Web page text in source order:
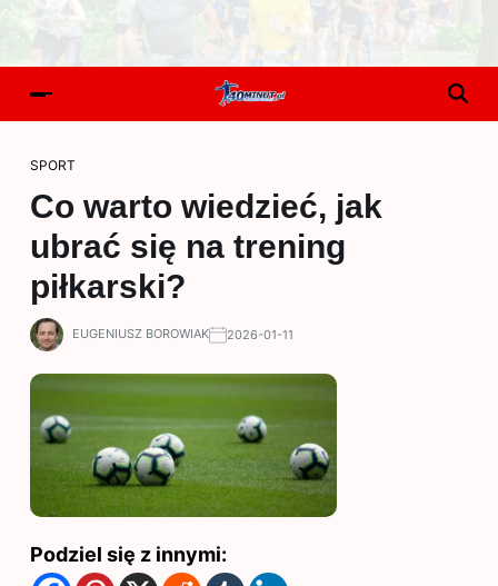
SPORT
Co warto wiedzieć, jak
ubrać się na trening
piłkarski?
EUGENIUSZ BOROWIAK 2026-01-11
Podziel się z innymi: